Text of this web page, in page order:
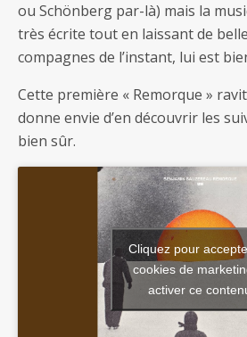
ou Schönberg par-là) mais la
très écrite tout en laissant de
compagnes de l’instant, lui est
Cette première « Remorque »
donne envie d’en découvrir les
bien sûr.
Cliquez pour
cookies de
activer ce